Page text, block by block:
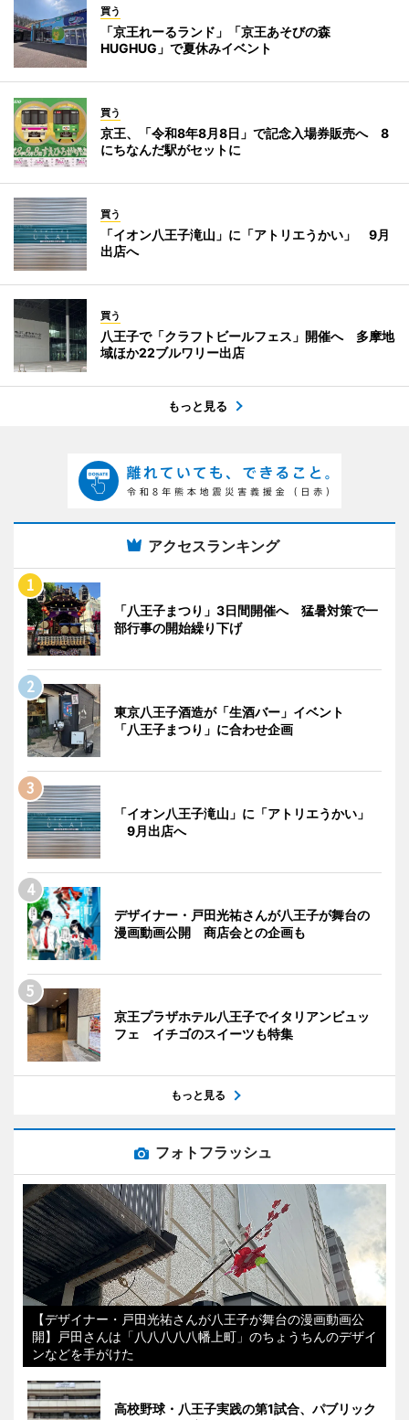
買う
「京王れーるランド」「京王あそびの森
HUGHUG」で夏休みイベント
買う
京王、「令和8年8月8日」で記念入場券販売へ 8
にちなんだ駅がセットに
買う
「イオン八王子滝山」に「アトリエうかい」 9月
出店へ
買う
八王子で「クラフトビールフェス」開催へ 多摩地
域ほか22ブルワリー出店
もっと見る
アクセスランキング
「八王子まつり」3日間開催へ 猛暑対策で一
部行事の開始繰り下げ
東京八王子酒造が「生酒バー」イベント
「八王子まつり」に合わせ企画
「イオン八王子滝山」に「アトリエうかい」
9月出店へ
デザイナー・戸田光祐さんが八王子が舞台の
漫画動画公開 商店会との企画も
京王プラザホテル八王子でイタリアンビュッ
フェ イチゴのスイーツも特集
もっと見る
フォトフラッシュ
【デザイナー・戸田光祐さんが八王子が舞台の漫画動画公
開】戸田さんは「八八八八八幡上町」のちょうちんのデザイ
ンなどを手がけた
高校野球・八王子実践の第1試合、パブリック